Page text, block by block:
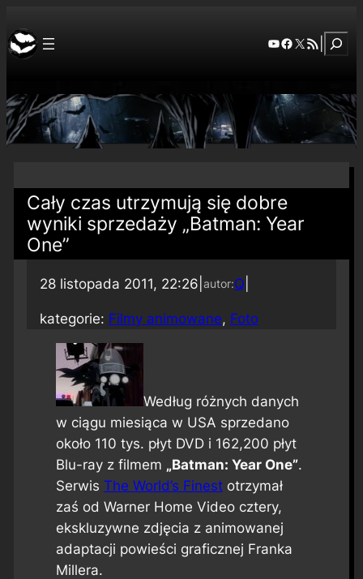
YouTube
Facebook
X RSS Feed
Cały czas utrzymują się dobre
wyniki sprzedaży „Batman: Year
One”
28 listopada 2011, 22:26 autor:Q
kategorie: Filmy animowane, Foto
Według różnych danych
w ciągu miesiąca w USA sprzedano
około 110 tys. płyt DVD i 162,200 płyt
Blu-ray z filmem „Batman: Year One”.
Serwis The World’s Finestotrzymał
zaś od Warner Home Video cztery,
ekskluzywne zdjęcia z animowanej
adaptacji powieści graficznej Franka
Millera.